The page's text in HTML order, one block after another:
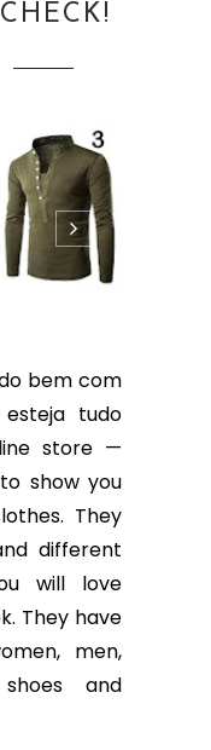
bem com
tudo
store —
show you
They
different
will love
They have
men,
and